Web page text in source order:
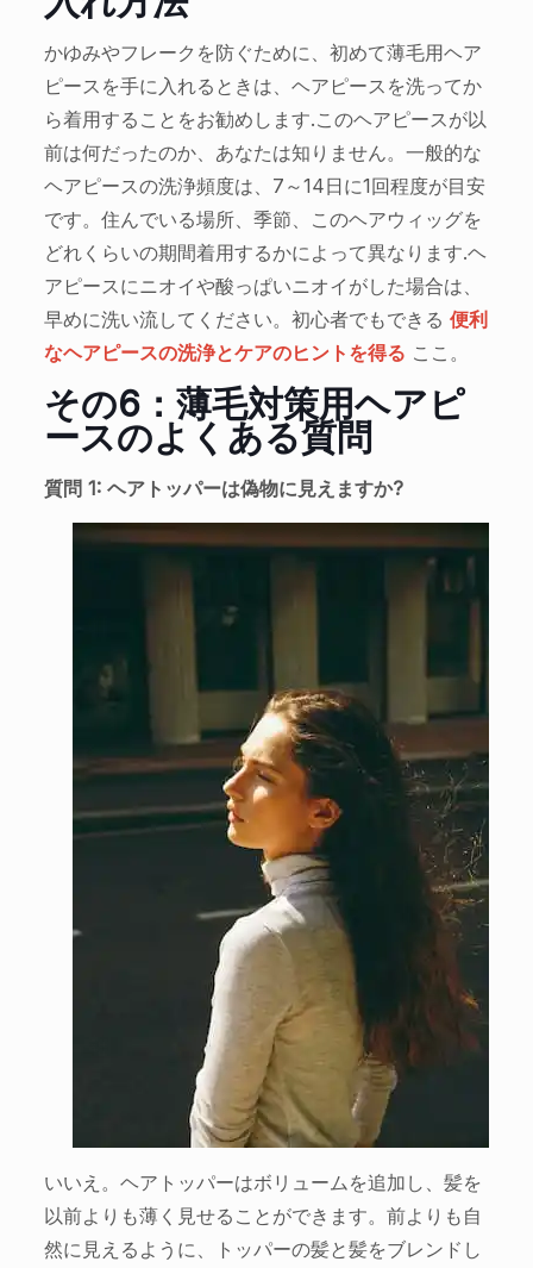
かゆみやフレークを防ぐために、初めて薄毛用ヘア
ピースを手に入れるときは、ヘアピースを洗ってか
ら着用することをお勧めします.このヘアピースが以
前は何だったのか、あなたは知りません。一般的な
ヘアピースの洗浄頻度は、7～14日に1回程度が目安
です。住んでいる場所、季節、このヘアウィッグを
どれくらいの期間着用するかによって異なります.ヘ
アピースにニオイや酸っぱいニオイがした場合は、
早めに洗い流してください。初心者でもできる 便利
なヘアピースの洗浄とケアのヒントを得る ここ。
その6：薄毛対策用ヘアピ
ースのよくある質問
質問 1: ヘアトッパーは偽物に見えますか?
いいえ。ヘアトッパーはボリュームを追加し、髪を
以前よりも薄く見せることができます。前よりも自
然に見えるように、トッパーの髪と髪をブレンドし